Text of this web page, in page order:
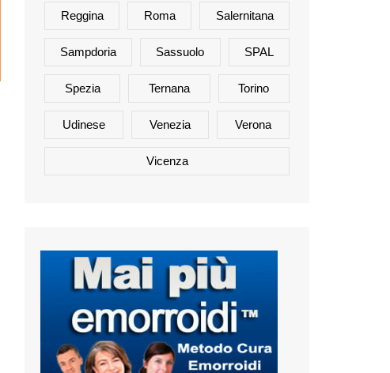
Reggina Roma Salernitana
Sampdoria Sassuolo SPAL
Spezia Ternana Torino
Udinese Venezia Verona
Vicenza